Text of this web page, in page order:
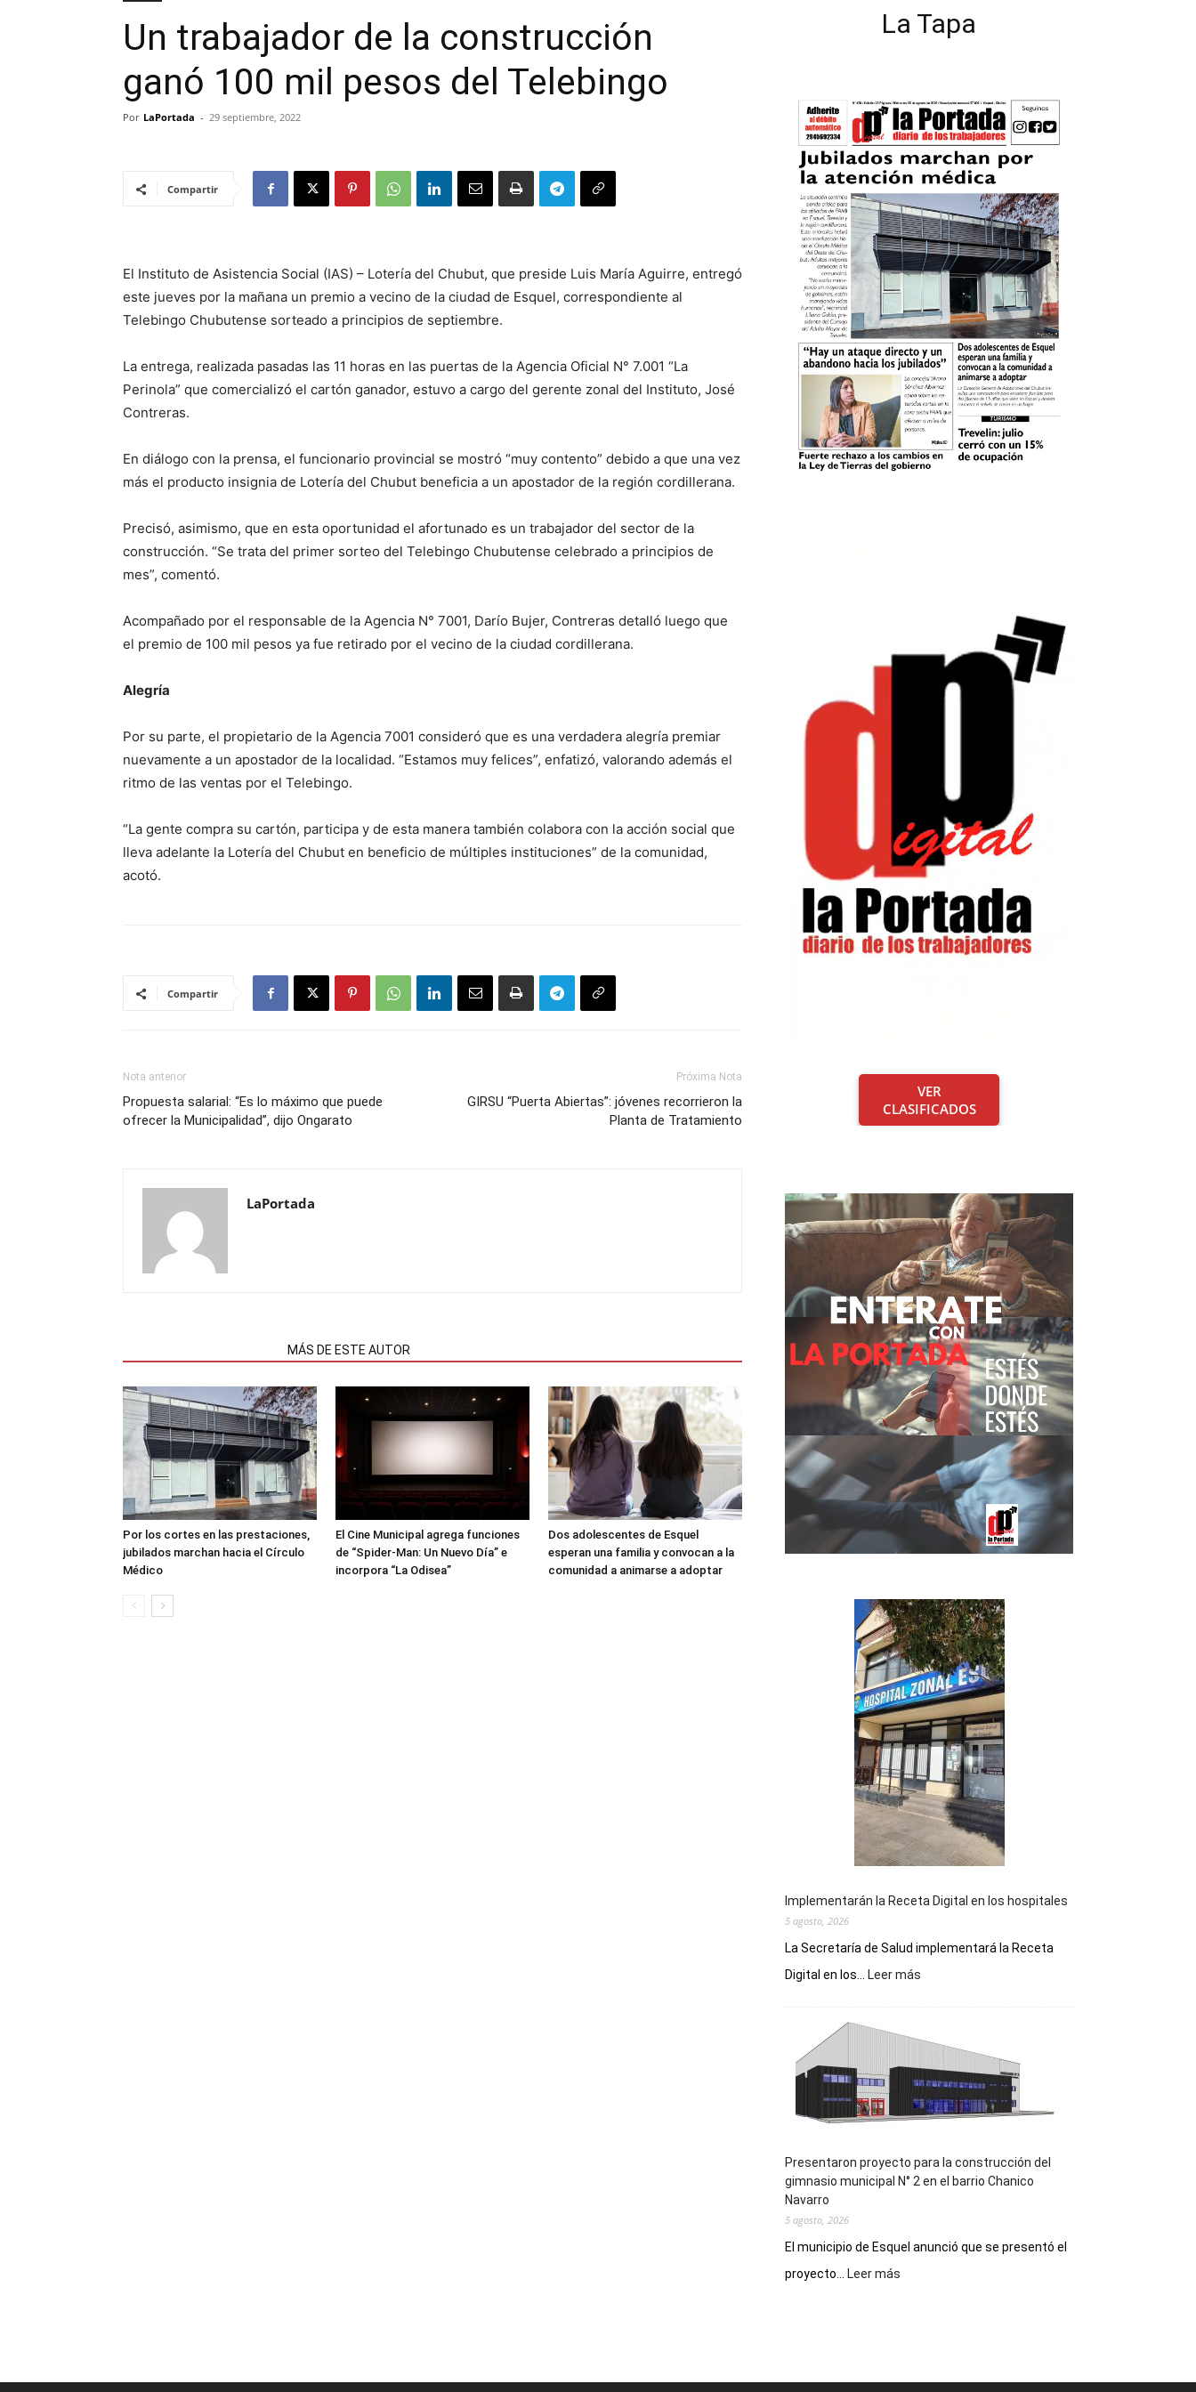
Un trabajador de la construcción
ganó 100 mil pesos del Telebingo
Por LaPortada - 29 septiembre, 2022
Compartir
El Instituto de Asistencia Social (IAS) – Lotería del Chubut, que preside Luis María Aguirre, entregó
este jueves por la mañana un premio a vecino de la ciudad de Esquel, correspondiente al
Telebingo Chubutense sorteado a principios de septiembre.
La entrega, realizada pasadas las 11 horas en las puertas de la Agencia Oficial N° 7.001 “La
Perinola” que comercializó el cartón ganador, estuvo a cargo del gerente zonal del Instituto, José
Contreras.
En diálogo con la prensa, el funcionario provincial se mostró “muy contento” debido a que una vez
más el producto insignia de Lotería del Chubut beneficia a un apostador de la región cordillerana.
Precisó, asimismo, que en esta oportunidad el afortunado es un trabajador del sector de la
construcción. “Se trata del primer sorteo del Telebingo Chubutense celebrado a principios de
mes”, comentó.
Acompañado por el responsable de la Agencia N° 7001, Darío Bujer, Contreras detalló luego que
el premio de 100 mil pesos ya fue retirado por el vecino de la ciudad cordillerana.
Alegría
Por su parte, el propietario de la Agencia 7001 consideró que es una verdadera alegría premiar
nuevamente a un apostador de la localidad. “Estamos muy felices”, enfatizó, valorando además el
ritmo de las ventas por el Telebingo.
“La gente compra su cartón, participa y de esta manera también colabora con la acción social que
lleva adelante la Lotería del Chubut en beneficio de múltiples instituciones” de la comunidad,
acotó.
Compartir
Nota anterior
Propuesta salarial: “Es lo máximo que puede
ofrecer la Municipalidad”, dijo Ongarato
Próxima Nota
GIRSU “Puerta Abiertas”: jóvenes recorrieron la
Planta de Tratamiento
LaPortada
MÁS DE ESTE AUTOR
Por los cortes en las prestaciones,
jubilados marchan hacia el Círculo
Médico
El Cine Municipal agrega funciones
de “Spider-Man: Un Nuevo Día” e
incorpora “La Odisea”
Dos adolescentes de Esquel
esperan una familia y convocan a la
comunidad a animarse a adoptar
La Tapa
VER
CLASIFICADOS
Implementarán la Receta Digital en los hospitales
5 agosto, 2026
La Secretaría de Salud implementará la Receta
Digital en los...
Leer más
Digital
en
los
hospitales
Presentaron proyecto para la construcción del
gimnasio municipal N° 2 en el barrio Chanico
Navarro
5 agosto, 2026
El municipio de Esquel anunció que se presentó el
proyecto...
Leer más
del